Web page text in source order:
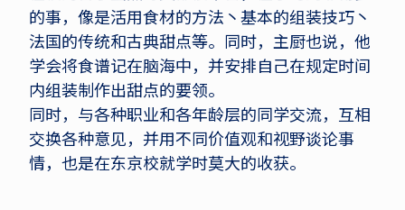
的事，像是活用食材的方法丶基本的组装技巧丶
法国的传统和古典甜点等。同时，主厨也说，他
学会将食谱记在脑海中，并安排自己在规定时间
内组装制作出甜点的要领。
同时，与各种职业和各年龄层的同学交流，互相
交换各种意见，并用不同价值观和视野谈论事
情，也是在东京校就学时莫大的收获。